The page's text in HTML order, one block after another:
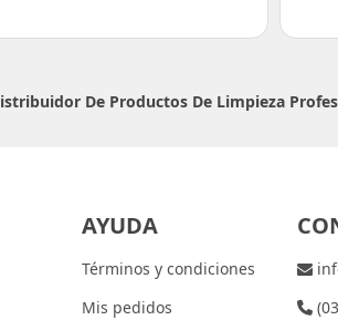
De Productos De Limpieza
AYUDA
Términos y condiciones
Mis pedidos